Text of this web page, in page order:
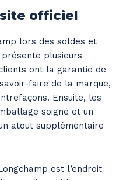
officiel
lors des soldes et
plusieurs
ont la garantie de
faire de la marque,
Ensuite, les
soigné et un
atout supplémentaire
est l’endroit